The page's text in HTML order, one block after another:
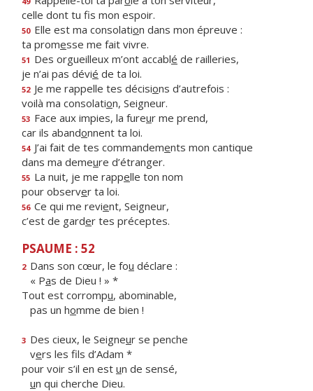
celle dont tu fs mon espoir.
50 Elle est ma consolation dans mon épreuve :
ta promesse me fait vivre.
51 Des orgueilleux m’ont accablé de railleries,
je n’ai pas dévié de ta loi.
52 Je me rappelle tes décisions d’autrefois :
voilà ma consolation, Seigneur.
53 Face aux impies, la fureur me prend,
car ils abandonnent ta loi.
54 J’ai fait de tes commandements mon cantique
dans ma demeure d’étranger.
55 La nuit, je me rappelle ton nom
pour observer ta loi.
56 Ce qui me revient, Seigneur,
c’est de garder tes préceptes.
PSAUME : 52
2 Dans son cœur, le fou déclare :
« Pas de Dieu ! » *
Tout est corrompu, abominable,
pas un homme de bien !
3 Des cieux, le Seigneur se penche
vers les fils d’Adam *
pour voir s’il en est un de sensé,
un qui cherche Dieu.